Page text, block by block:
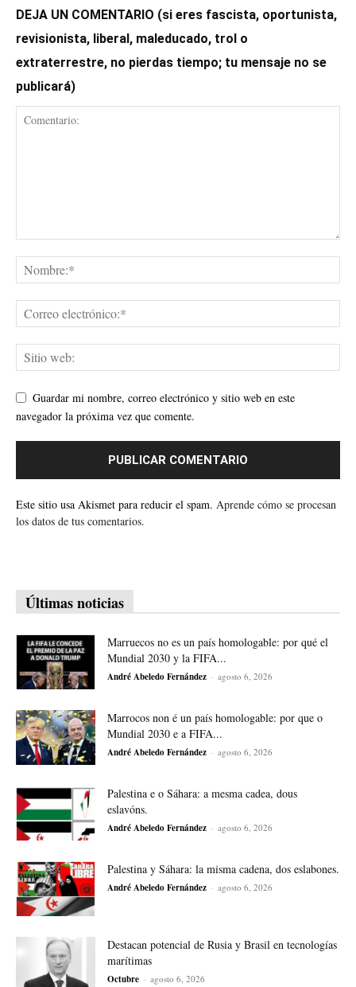
DEJA UN COMENTARIO (si eres fascista, oportunista,
revisionista, liberal, maleducado, trol o
extraterrestre, no pierdas tiempo; tu mensaje no se
publicará)
Guardar mi nombre, correo electrónico y sitio web en este
navegador la próxima vez que comente.
Este sitio usa Akismet para reducir el spam. Aprende cómo se procesan
los datos de tus comentarios.
Últimas noticias
Marruecos no es un país homologable: por qué el
Mundial 2030 y la FIFA...
André Abeledo Fernández - agosto 6, 2026
Marrocos non é un país homologable: por que o
Mundial 2030 e a FIFA...
André Abeledo Fernández - agosto 6, 2026
Palestina e o Sáhara: a mesma cadea, dous
eslavóns.
André Abeledo Fernández - agosto 6, 2026
Palestina y Sáhara: la misma cadena, dos eslabones.
André Abeledo Fernández - agosto 6, 2026
Destacan potencial de Rusia y Brasil en tecnologías
marítimas
Octubre - agosto 6, 2026